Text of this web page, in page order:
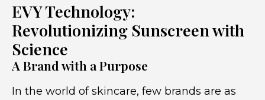
EVY Technology:
Revolutionizing Sunscreen with
Science
A Brand with a Purpose
In the world of skincare, few brands are as